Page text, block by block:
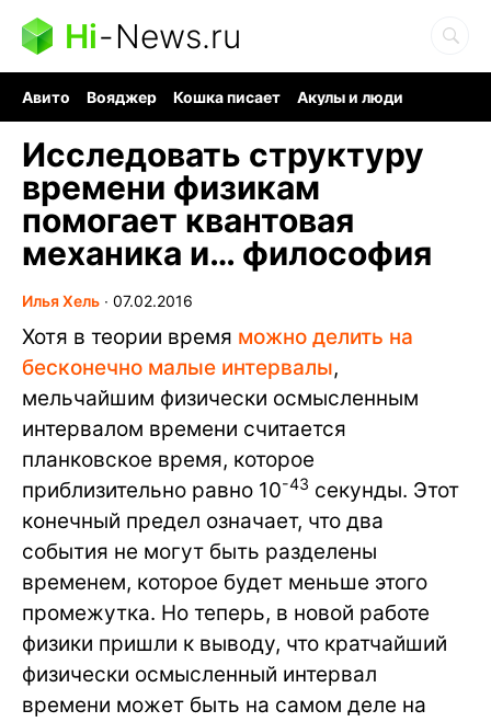
Hi-News.ru
Авито Вояджер Кошка писает
Акулы и люди
Исследовать структуру
времени физикам
помогает квантовая
механика и… философия
Илья Хель ∙ 07.02.2016
Хотя в теории время можно делить на
бесконечно малые интервалы,
мельчайшим физически осмысленным
интервалом времени считается
планковское время, которое
приблизительно равно 10-43 секунды. Этот
конечный предел означает, что два
события не могут быть разделены
временем, которое будет меньше этого
промежутка. Но теперь, в новой работе
физики пришли к выводу, что кратчайший
физически осмысленный интервал
времени может быть на самом деле на